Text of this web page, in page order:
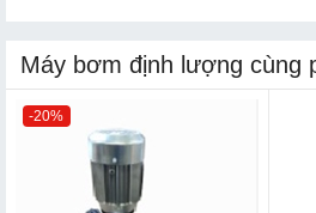
Máy bơm định lượng cùng
-20%